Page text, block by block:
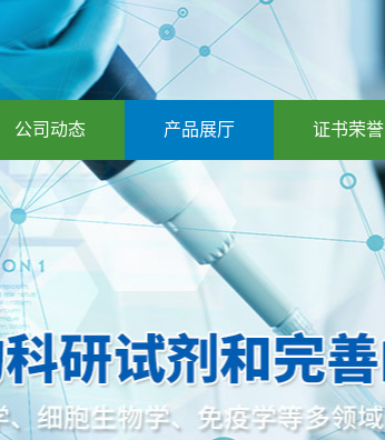
公司动态 产品展厅 证书荣誉